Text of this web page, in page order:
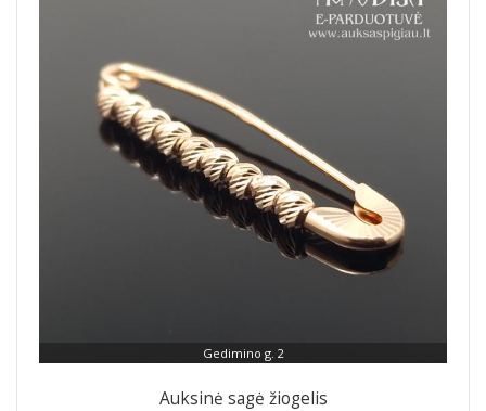
Gedimino g. 2
Auksinė sagė žiogelis